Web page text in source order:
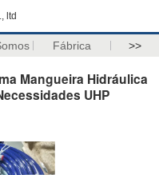
ltd
Fábrica >>
Mangueira Hidráulica
UHP